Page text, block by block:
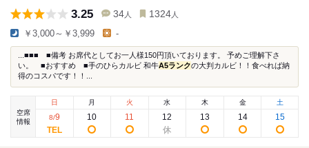
3.25 34 人 1324 人
￥3,000～￥3,999 -
...■■■ ■備考 お席代としてお一人様150円頂いております。 予めご理解下さ
い。 ■おすすめ ■手のひらカルビ 和牛A5ランクの大判カルビ！！食べれば納
得のコスパです！！...
空席
情報
日
8/9
月
10
火
11
水
12
木
13
金
14
土
15